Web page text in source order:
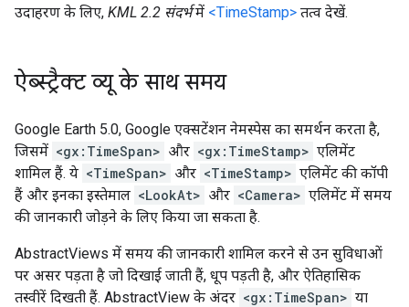
उदाहरण के लिए, KML 2.2 संदर्भमें <TimeStamp> तत्व देखें.
ऐब्स्ट्रैक्ट व्यू के साथ समय
Google Earth 5.0, Google एक्सटेंशन नेमस्पेस का समर्थन करता है,
जिसमें <gx:TimeSpan> और <gx:TimeStamp> एलिमेंट
शामिल हैं. ये <TimeSpan> और <TimeStamp> एलिमेंट की कॉपी
हैं और इनका इस्तेमाल <LookAt> और <Camera> एलिमेंट में समय
की जानकारी जोड़ने के लिए किया जा सकता है.
AbstractViews में समय की जानकारी शामिल करने से उन सुविधाओं
पर असर पड़ता है जो दिखाई जाती हैं, धूप पड़ती है, और ऐतिहासिक
तस्वीरें दिखती हैं. AbstractView के अंदर <gx:TimeSpan> या